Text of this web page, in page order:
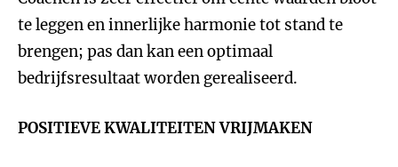
te leggen en innerlijke harmonie tot stand te
brengen; pas dan kan een optimaal
bedrijfsresultaat worden gerealiseerd.
POSITIEVE KWALITEITEN VRIJMAKEN